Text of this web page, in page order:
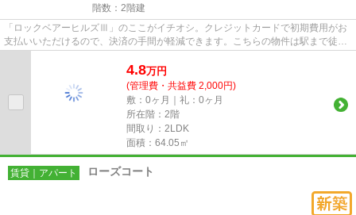
階数：2階建
「ロックベアーヒルズⅢ」のここがイチオシ。クレジットカードで初期費用がお
支払いいただけるので、決済の手間が軽減できます。こちらの物件は駅まで徒歩
で12分で到着します。こちらは...
4.8万円
(管理費・共益費 2,000円)
敷：0ヶ月｜礼：0ヶ月
所在階：2階
間取り：2LDK
面積：64.05㎡
賃貸｜アパート ローズコート